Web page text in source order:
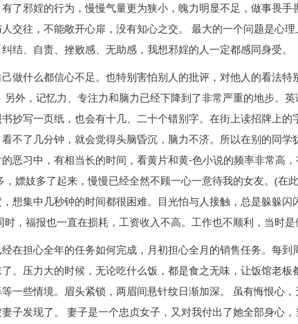
了邪婬的行为，慢慢气量更为狭小，魄力明显不足，做事畏
交往，不能敞开心扉，没有知心之交。 最大的一个问题是心
结、自责、挫败感、无助感，我想邪婬的人一定都感同身受。
做什么都信心不足。也特别害怕别人的批评，对他人的看法
外，记忆力、专注力和脑力已经下降到了非常严重的地步。
抄写一页纸，也会有十几、二十个错别字。在街上读招牌上的
不了几分钟，就会觉得头脑昏沉，脑力不济。所以在别的同
恶习中，有相当长的时间，看黄片和黄-色小说的频率非常高
嫖妓多了起来，慢慢已经全然不顾一心一意待我的女友。(在
想集中几秒钟的时间都很困难。目光怕与人接触，总是躲躲
，福报也一直在损耗，工资收入不高。工作也不顺利，当时是
在担心全年的任务如何完成，月初担心全月的销售任务。每到
。压力大的时候，无论吃什么饭，都是食之无味，让饭馆老
一些情境。眉头紧锁，两眉间悬针纹日渐加深。 虽有悔恨心
子发现了。 妻子是一个忠贞女子，又对我付出了她全部身心